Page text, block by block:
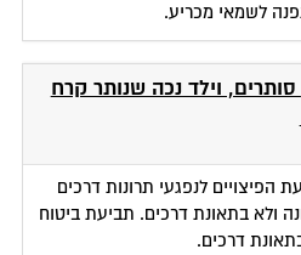
לשמאי מכריע.
סותרים, וילד נכה שנותר קרח
לנפגעי תרונות דרכים
ולא בתאונת דרכים. תביעת ביטוח
דרכים.